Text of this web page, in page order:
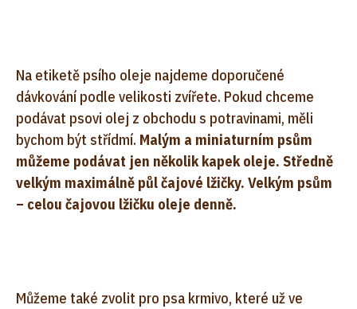
Na etiketě psího oleje najdeme doporučené
dávkování podle velikosti zvířete. Pokud chceme
podávat psovi olej z obchodu s potravinami, měli
bychom být střídmí. Malým a miniaturním psům
můžeme podávat jen několik kapek oleje. Středně
velkým maximálně půl čajové lžičky. Velkým psům
– celou čajovou lžičku oleje denně.
Můžeme také zvolit pro psa krmivo, které už ve